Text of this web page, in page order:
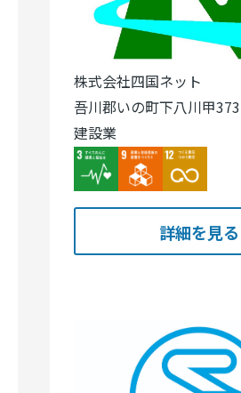
吾川郡いの町下八川甲373
建設業
ImageImageImage
詳細を見る